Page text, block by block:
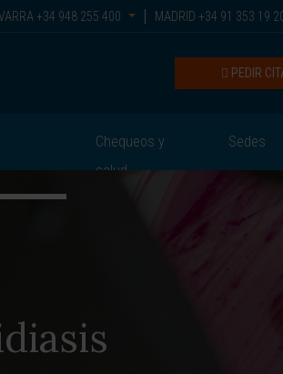
+34 948 255 400 MADRID +34 91 353 19
PEDIR
Chequeos y
salud
Sedes